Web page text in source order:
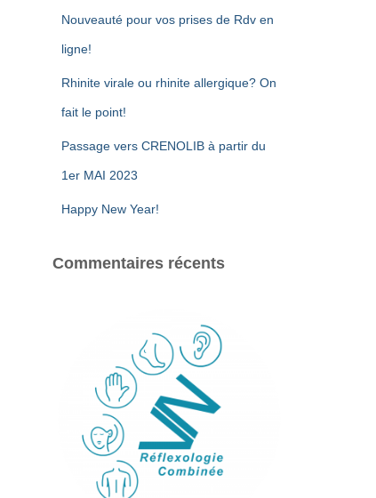
Nouveauté pour vos prises de Rdv en
ligne!
Rhinite virale ou rhinite allergique? On
fait le point!
Passage vers CRENOLIB à partir du
1er MAI 2023
Happy New Year!
Commentaires récents